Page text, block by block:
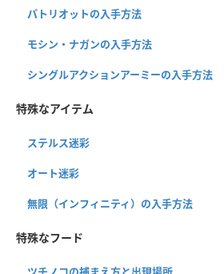
パトリオットの入手方法
モシン・ナガンの入手方法
シングルアクションアーミーの入手方法
特殊なアイテム
ステルス迷彩
オート迷彩
無限（インフィニティ）の入手方法
特殊なフード